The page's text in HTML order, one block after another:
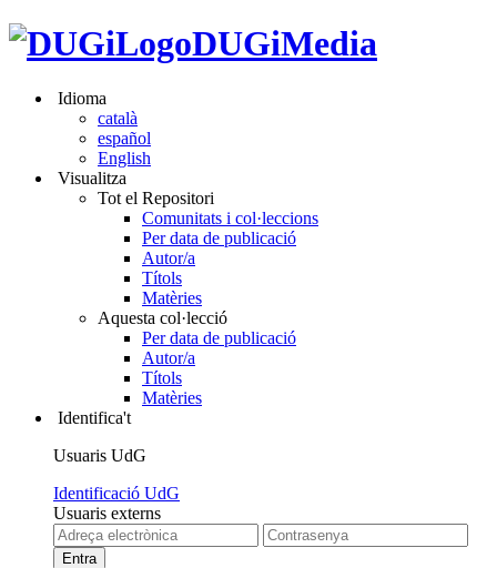
DUGiMedia
Idioma
català
español
English
Visualitza
Tot el Repositori
Comunitats i col·leccions
Per data de publicació
Autor/a
Títols
Matèries
Aquesta col·lecció
Per data de publicació
Autor/a
Títols
Matèries
Identifica't
Usuaris UdG
Identificació UdG
Usuaris externs